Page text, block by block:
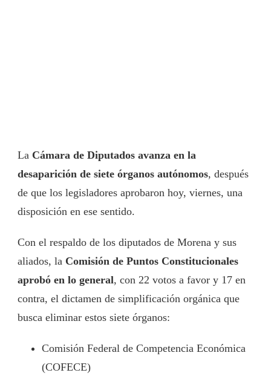
La Cámara de Diputados avanza en la
desaparición de siete órganos autónomos, después
de que los legisladores aprobaron hoy, viernes, una
disposición en ese sentido.
Con el respaldo de los diputados de Morena y sus
aliados, la Comisión de Puntos Constitucionales
aprobó en lo general, con 22 votos a favor y 17 en
contra, el dictamen de simplificación orgánica que
busca eliminar estos siete órganos:
Comisión Federal de Competencia Económica
(COFECE)